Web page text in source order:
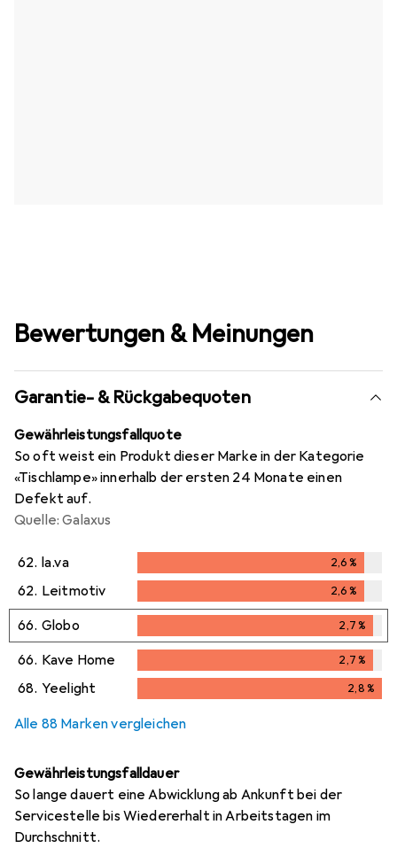
Bewertungen & Meinungen
Garantie- & Rückgabequoten
Gewährleistungsfallquote
So oft weist ein Produkt dieser Marke in der Kategorie
«Tischlampe» innerhalb der ersten 24 Monate einen
Defekt auf.
Quelle: Galaxus
62. la.va 2,6%
2,6%
62. Leitmotiv 2,6%
2,6%
66. Globo 2,7%
2,7%
66. Kave Home 2,7%
2,7%
68. Yeelight 2,8%
Alle 88 Marken vergleichen
Gewährleistungsfalldauer
So lange dauert eine Abwicklung ab Ankunft bei der
Servicestelle bis Wiedererhalt in Arbeitstagen im
Durchschnitt.